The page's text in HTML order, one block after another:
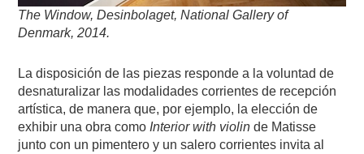
The Window, Desinbolaget, National Gallery of
Denmark, 2014.
La disposición de las piezas responde a la voluntad de
desnaturalizar las modalidades corrientes de recepción
artística, de manera que, por ejemplo, la elección de
exhibir una obra como Interior with violin de Matisse
junto con un pimentero y un salero corrientes invita al